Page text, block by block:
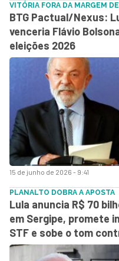
15 de junho de 2026 - 9:41
VITÓRIA FORA DA MARGEM
BTG Pactual/Nexus:
venceria Flávio
eleições 2026
PLANALTO DOBRA A APOSTA
Lula anuncia R$ 70
em Sergipe, promete
STF e sobe o tom